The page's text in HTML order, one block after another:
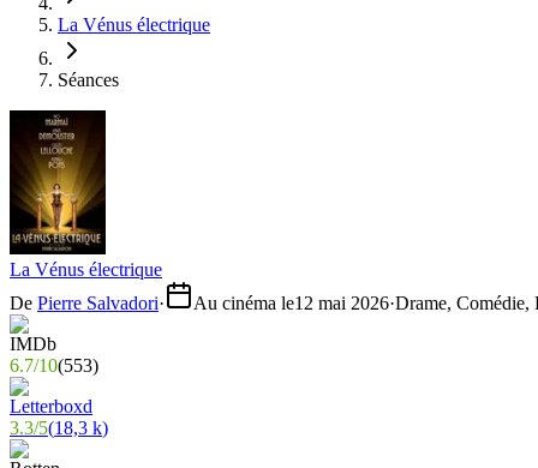
La Vénus électrique
Séances
La Vénus électrique
De Pierre Salvadori· Au cinéma le12 mai 2026·Drame, Comédie,
6.7/10(553)
3.3/5(18,3 k)